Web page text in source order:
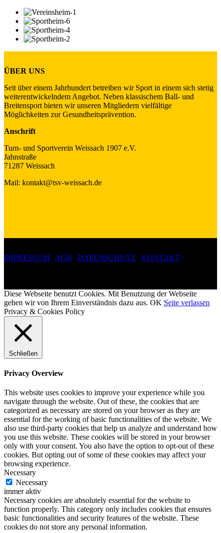
ÜBER UNS
Seit über einem Jahrhundert betreiben wir Sport in einem sich stetig
weiterentwickelndem Angebot. Neben klassischem Ball- und
Breitensport bieten wir unseren Mitgliedern vielfältige
Möglichkeiten zur Gesundheitsprävention.
Anschrift
Turn- und Sportverein Weissach 1907 e.V.
Jahnstraße
71287 Weissach
Mail: kontakt@tsv-weissach.de
IMPRESSUM AGB DATENSCHUTZ
KONTAKT
Diese Webseite benutzt Cookies. Mit Benutzung der Webseite
gehen wir von Ihrem Einverständnis dazu aus. OK Seite verlassen
Privacy & Cookies Policy
Schließen
Privacy Overview
This website uses cookies to improve your experience while you
navigate through the website. Out of these, the cookies that are
categorized as necessary are stored on your browser as they are
essential for the working of basic functionalities of the website. We
also use third-party cookies that help us analyze and understand how
you use this website. These cookies will be stored in your browser
only with your consent. You also have the option to opt-out of these
cookies. But opting out of some of these cookies may affect your
browsing experience.
Necessary
Necessary
immer aktiv
Necessary cookies are absolutely essential for the website to
function properly. This category only includes cookies that ensures
basic functionalities and security features of the website. These
cookies do not store any personal information.